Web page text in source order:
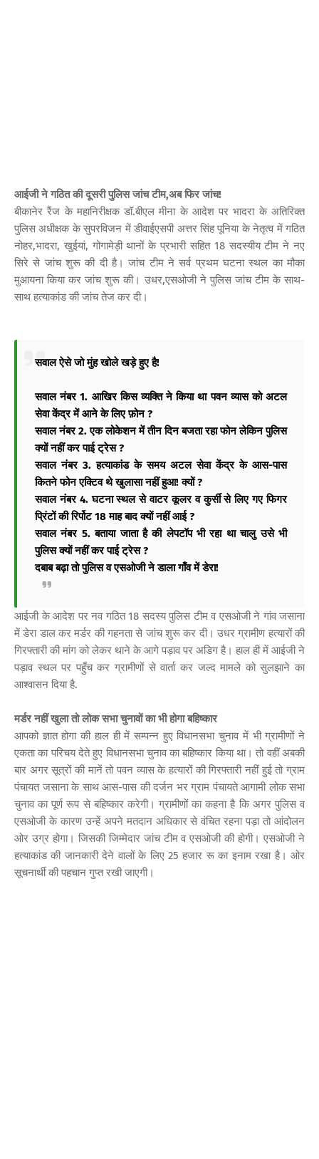
आईजी ने गठित की दूसरी पुलिस जांच टीम,अब फिर जांच!
बीकानेर रैंज के महानिरीक्षक डॉ.बीएल मीना के आदेश पर भादरा के अतिरिक्त
पुलिस अधीक्षक के सुपरविजन में डीवाईएसपी अत्तर सिंह पूनिया के नेतृत्व में गठित
नोहर,भादरा, खुईयां, गोगामेड़ी थानों के प्रभारी सहित 18 सदस्यीय टीम ने नए
सिरे से जांच शुरू की दी है। जांच टीम ने सर्व प्रथम घटना स्थल का मौका
मुआयना किया कर जांच शुरू की। उधर,एसओजी ने पुलिस जांच टीम के साथ-
साथ हत्याकांड की जांच तेज कर दी।
सवाल ऐसे जो मुंह खोले खड़े हुए है!
सवाल नंबर 1. आखिर किस व्यक्ति ने किया था पवन व्यास को अटल
सेवा केंद्र में आने के लिए फ़ोन ?
सवाल नंबर 2. एक लोकेशन में तीन दिन बजता रहा फोन लेकिन पुलिस
क्यों नहीं कर पाई ट्रेस ?
सवाल नंबर 3. हत्याकांड के समय अटल सेवा केंद्र के आस-पास
कितने फोन एक्टिव थे खुलासा नहीं हुआ! क्यों ?
सवाल नंबर 4. घटना स्थल से वाटर कूलर व कुर्सी से लिए गए फिगर
प्रिंटों की रिर्पोट 18 माह बाद क्यों नहीं आई ?
सवाल नंबर 5. बताया जाता है की लेपटॉप भी रहा था चालु उसे भी
पुलिस क्यों नहीं कर पाई ट्रेस ?
दबाब बढ़ा तो पुलिस व एसओजी ने डाला गाँव में डेरा!
आईजी के आदेश पर नव गठित 18 सदस्य पुलिस टीम व एसओजी ने गांव जसाना
में डेरा डाल कर मर्डर की गहनता से जांच शुरू कर दी। उधर ग्रामीण हत्यारों की
गिरफ्तारी की मांग को लेकर थाने के आगे पड़ाव पर अडिग है। हाल ही में आईजी ने
पड़ाव स्थल पर पहुँच कर ग्रामीणों से वार्ता कर जल्द मामले को सुलझाने का
आश्वासन दिया है.
मर्डर नहीं खुला तो लोक सभा चुनावों का भी होगा बहिष्कार
आपको ज्ञात होगा की हाल ही में सम्पन्न हुए विधानसभा चुनाव में भी ग्रामीणों ने
एकता का परिचय देते हुए विधानसभा चुनाव का बहिष्कार किया था। तो वहीं अबकी
बार अगर सूत्रों की मानें तो पवन व्यास के हत्यारों की गिरफ्तारी नहीं हुई तो ग्राम
पंचायत जसाना के साथ आस-पास की दर्जन भर ग्राम पंचायते आगामी लोक सभा
चुनाव का पूर्ण रूप से बहिष्कार करेगी। ग्रामीणों का कहना है कि अगर पुलिस व
एसओजी के कारण उन्हें अपने मतदान अधिकार से वंचित रहना पड़ा तो आंदोलन
ओर उग्र होगा। जिसकी जिम्मेदार जांच टीम व एसओजी की होगी। एसओजी ने
हत्याकांड की जानकारी देने वालों के लिए 25 हजार रू का इनाम रखा है। ओर
सूचनार्थी की पहचान गुप्त रखी जाएगी।